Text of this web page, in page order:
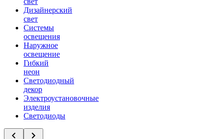
Дизайнерский
свет
Системы
освещения
Наружное
освещение
Гибкий
неон
Светодиодный
декор
Электроустановочные
изделия
Светодиоды